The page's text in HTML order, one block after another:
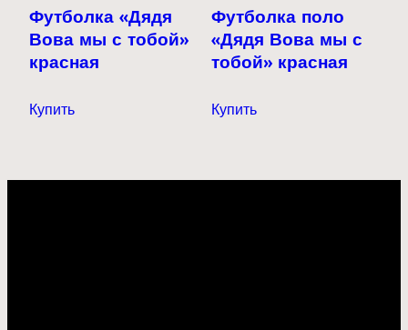
Футболка «Дядя
Вова мы с тобой»
красная
Купить
Футболка поло
«Дядя Вова мы с
тобой» красная
Купить